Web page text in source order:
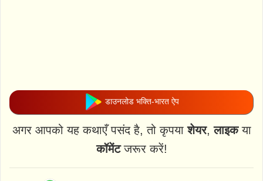
डाउनलोड भक्ति-भारत ऐप
अगर आपको यह कथाएँ पसंद है, तो कृपयाशेयर,लाइकया
कॉमेंटजरूर करें!